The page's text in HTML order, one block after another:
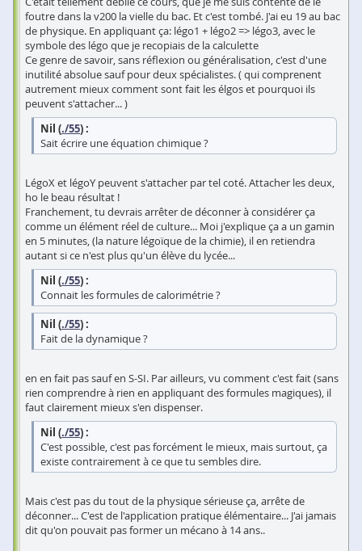
foutre dans la v200 la vielle du bac. Et c'est tombé. J'ai eu 19 au bac
de physique. En appliquant ça: légo1 + légo2 => légo3, avec le
symbole des légo que je recopiais de la calculette
Ce genre de savoir, sans réflexion ou généralisation, c'est d'une
inutilité absolue sauf pour deux spécialistes. ( qui comprenent
autrement mieux comment sont fait les élgos et pourquoi ils
peuvent s'attacher... )
Nil (./55) :
Sait écrire une équation chimique ?
LégoX et légoY peuvent s'attacher par tel coté. Attacher les deux,
ho le beau résultat !
Franchement, tu devrais arrêter de déconner à considérer ça
comme un élément réel de culture... Moi j'explique ça a un gamin
en 5 minutes, (la nature légoïque de la chimie), il en retiendra
autant si ce n'est plus qu'un élève du lycée...
Nil (./55) :
Connait les formules de calorimétrie ?
Nil (./55) :
Fait de la dynamique ?
en en fait pas sauf en S-SI. Par ailleurs, vu comment c'est fait (sans
rien comprendre à rien en appliquant des formules magiques), il
faut clairement mieux s'en dispenser.
Nil (./55) :
C'est possible, c'est pas forcément le mieux, mais surtout, ça
existe contrairement à ce que tu sembles dire.
Mais c'est pas du tout de la physique sérieuse ça, arrête de
déconner... C'est de l'application pratique élémentaire... J'ai jamais
dit qu'on pouvait pas former un mécano à 14 ans..